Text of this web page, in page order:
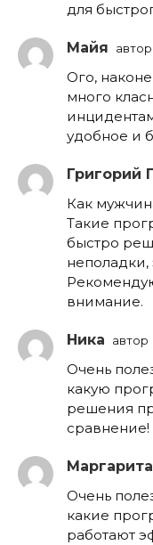
для
Майя автор
Ого,
много
удобное и
Григорий
Как
Такие
быстро
внимание.
Ника автор
Очень
какую
решения
сравнение!
Маргарита
Очень
какие
работают